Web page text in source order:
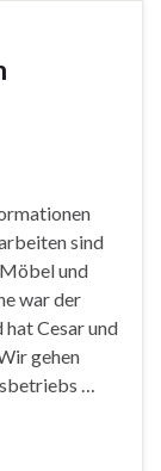
sind
und
war der
Cesar und
gehen
…